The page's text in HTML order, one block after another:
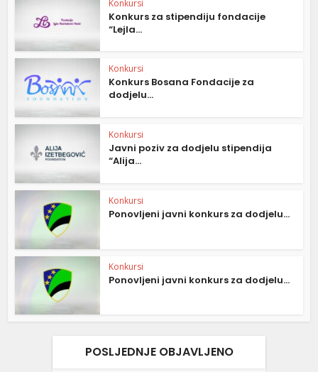
Konkursi
Konkurs za stipendiju fondacije
“Lejla...
Konkursi
Konkurs Bosana Fondacije za
dodjelu...
Konkursi
Javni poziv za dodjelu stipendija
“Alija...
Konkursi
Ponovljeni javni konkurs za dodjelu...
Konkursi
Ponovljeni javni konkurs za dodjelu...
POSLJEDNJE OBJAVLJENO